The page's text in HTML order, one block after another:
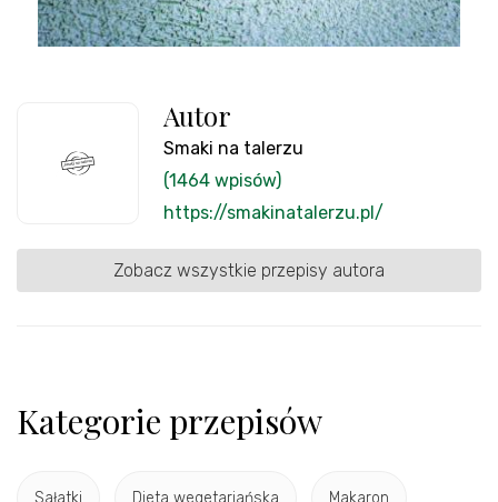
Autor
Smaki na talerzu
(1464 wpisów)
https://smakinatalerzu.pl/
Zobacz wszystkie przepisy autora
Kategorie przepisów